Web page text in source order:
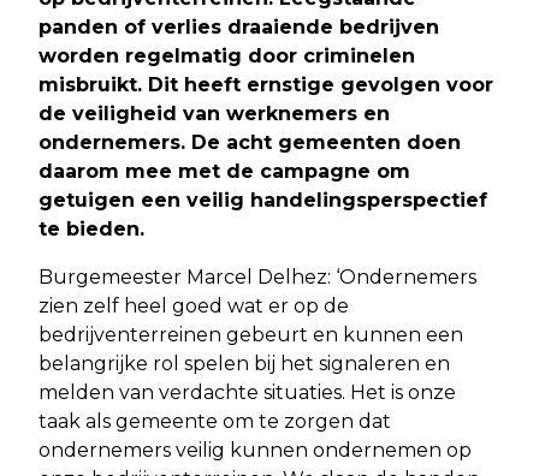
panden of verlies draaiende bedrijven
worden regelmatig door criminelen
misbruikt. Dit heeft ernstige gevolgen voor
de veiligheid van werknemers en
ondernemers. De acht gemeenten doen
daarom mee met de campagne om
getuigen een veilig handelingsperspectief
te bieden.
Burgemeester Marcel Delhez: ‘Ondernemers
zien zelf heel goed wat er op de
bedrijventerreinen gebeurt en kunnen een
belangrijke rol spelen bij het signaleren en
melden van verdachte situaties. Het is onze
taak als gemeente om te zorgen dat
ondernemers veilig kunnen ondernemen op